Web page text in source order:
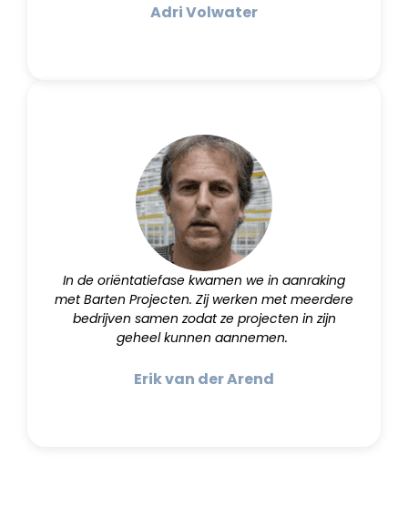
Adri Volwater
In de oriëntatiefase kwamen we in aanraking
met Barten Projecten. Zij werken met meerdere
bedrijven samen zodat ze projecten in zijn
geheel kunnen aannemen.
Erik van der Arend